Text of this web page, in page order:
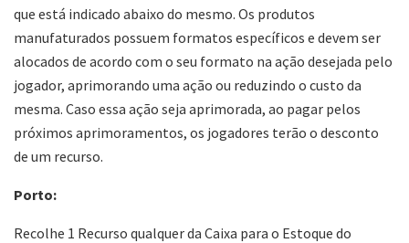
que está indicado abaixo do mesmo. Os produtos
manufaturados possuem formatos específicos e devem ser
alocados de acordo com o seu formato na ação desejada pelo
jogador, aprimorando uma ação ou reduzindo o custo da
mesma. Caso essa ação seja aprimorada, ao pagar pelos
próximos aprimoramentos, os jogadores terão o desconto
de um recurso.
Porto:
Recolhe 1 Recurso qualquer da Caixa para o Estoque do